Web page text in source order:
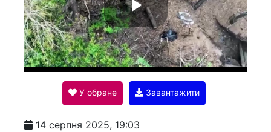
P
l
a
У обране Завантажити
14 серпня 2025, 19:03